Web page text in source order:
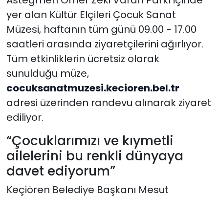
yer alan Kültür Elçileri Çocuk Sanat
Müzesi, haftanın tüm günü 09.00 - 17.00
saatleri arasında ziyaretçilerini ağırlıyor.
Tüm etkinliklerin ücretsiz olarak
sunulduğu müze,
cocuksanatmuzesi.kecioren.bel.tr
adresi üzerinden randevu alınarak ziyaret
ediliyor.
“Çocuklarımızı ve kıymetli
ailelerini bu renkli dünyaya
davet ediyorum”
Keçiören Belediye Başkanı Mesut